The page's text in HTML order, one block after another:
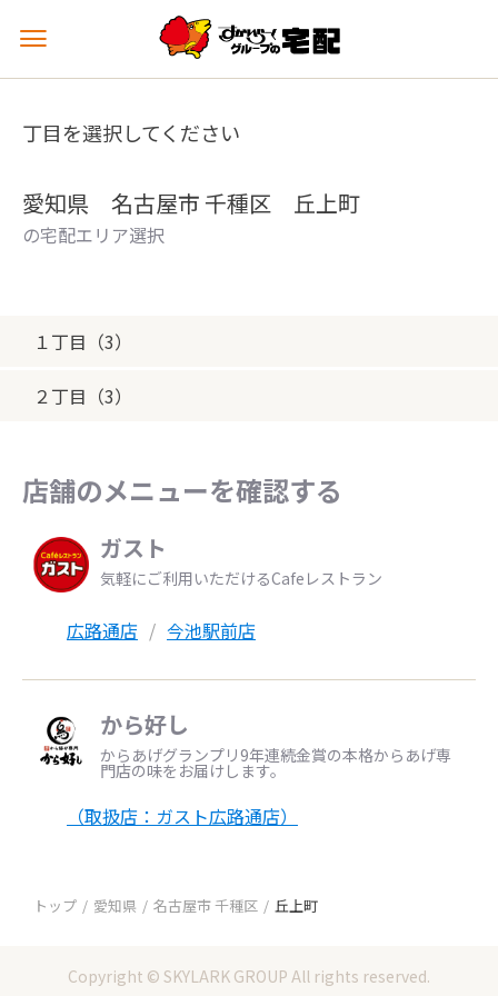
メ
ュ
を
丁目を選択してください
愛知県 名古屋市 千種区 丘上町
の宅配エリア選択
１丁目（3）
２丁目（3）
店舗のメニューを確認する
ガスト
気軽にご利用いただけるCafeレストラン
広路通店 今池駅前店
から好し
からあげグランプリ9年連続金賞の本格からあげ専
門店の味をお届けします。
（取扱店：ガスト広路通店）
トップ 愛知県 名古屋市 千種区 丘上町
Copyright © SKYLARK GROUP All rights reserved.